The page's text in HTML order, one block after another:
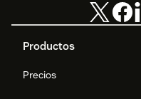
Productos
Precios